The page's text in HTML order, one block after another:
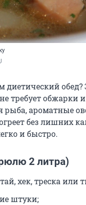
требует обжарки
рыба, ароматные
без лишних
и быстро.
2 литра)
хек, треска или
штуки;